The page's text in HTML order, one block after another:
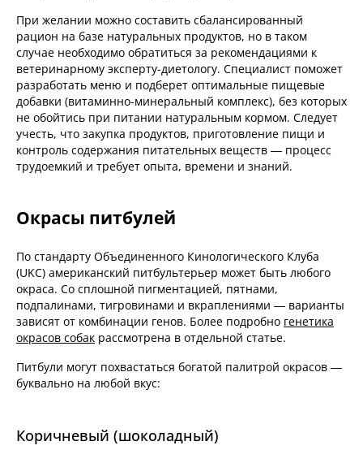
При желании можно составить сбалансированный
рацион на базе натуральных продуктов, но в таком
случае необходимо обратиться за рекомендациями к
ветеринарному эксперту-диетологу. Специалист поможет
разработать меню и подберет оптимальные пищевые
добавки (витаминно-минеральный комплекс), без которых
не обойтись при питании натуральным кормом. Следует
учесть, что закупка продуктов, приготовление пищи и
контроль содержания питательных веществ — процесс
трудоемкий и требует опыта, времени и знаний.
Окрасы питбулей
По стандарту Объединенного Кинологического Клуба
(UKC) американский питбультерьер может быть любого
окраса. Со сплошной пигментацией, пятнами,
подпалинами, тигровинами и вкраплениями — варианты
зависят от комбинации генов. Более подробно генетика
окрасов собак рассмотрена в отдельной статье.
Питбули могут похвастаться богатой палитрой окрасов —
буквально на любой вкус:
Коричневый (шоколадный)